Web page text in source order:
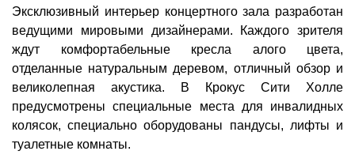
Эксклюзивный интерьер концертного зала разработан
ведущими мировыми дизайнерами. Каждого зрителя
ждут комфортабельные кресла алого цвета,
отделанные натуральным деревом, отличный обзор и
великолепная акустика. В Крокус Сити Холле
предусмотрены специальные места для инвалидных
колясок, специально оборудованы пандусы, лифты и
туалетные комнаты.